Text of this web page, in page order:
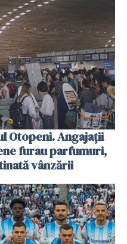
Otopeni. Angajații
furau parfumuri,
vânzării